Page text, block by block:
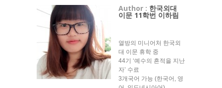
Author : 한국외대
이문 11학번 이하림
열방의 미니어처 한국외
대 이문 휴학 중
44기 ‘예수의 흔적을 지난
자’ 수료
3개국어 가능 (한국어, 영